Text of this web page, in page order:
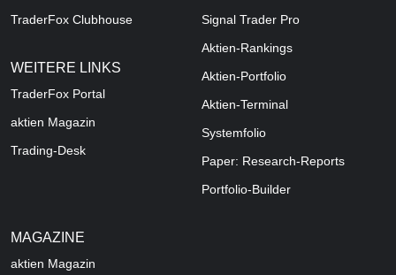
TraderFox Clubhouse
WEITERE LINKS
TraderFox Portal
aktien Magazin
Trading-Desk
Signal Trader Pro
Aktien-Rankings
Aktien-Portfolio
Aktien-Terminal
Systemfolio
Paper: Research-Reports
Portfolio-Builder
MAGAZINE
aktien Magazin